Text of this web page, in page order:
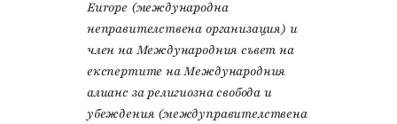
Europe (международна
неправителствена организация) и
член на Международния съвет на
експертите на Международния
алианс за религиозна свобода и
убеждения (междуправителствена